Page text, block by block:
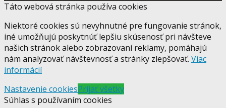
Táto webová stránka používa cookies
Niektoré cookies sú nevyhnutné pre fungovanie stránok,
iné umožňujú poskytnúť lepšiu skúsenosť pri návšteve
našich stránok alebo zobrazovaní reklamy, pomáhajú
nám analyzovať návštevnosť a stránky zlepšovať. Viac
informácií
Nastavenie cookiesPrijať všetky
Súhlas s používaním cookies